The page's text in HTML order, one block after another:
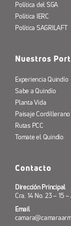
Política del SGA
Política IERC
Política SAGRILAFT
Nuestros
Experiencia Quindío
Sabe a Quindío
Planta Vida
Paisaje Cordillerano
Rutas PCC
Tomate el Quindío
Contacto
Dirección Principal
Cra. 14 No. 23 – 15
Email